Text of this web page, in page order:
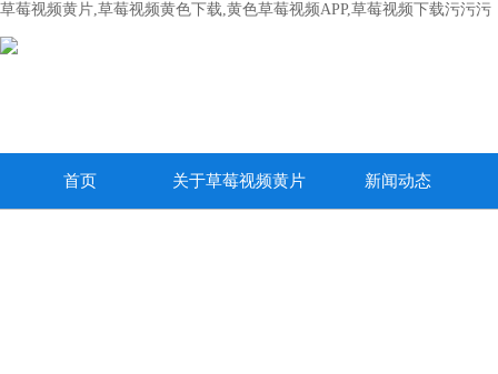
草莓视频黄片,草莓视频黄色下载,黄色草莓视频APP,草莓视频下载污污污
首页 关于草莓视频黄片 新闻动态